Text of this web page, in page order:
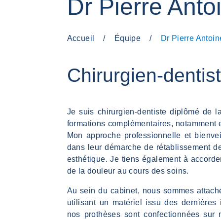
Dr Pierre
Accueil / Équipe / Dr Pierre
Chirurgien-
Je suis chirurgien-dentiste diplômé de
formations complémentaires,
Mon approche professionnelle et
dans leur démarche de rétablissement
esthétique. Je tiens également à
de la douleur au cours des soins.
Au sein du cabinet, nous sommes
utilisant un matériel issu des dernières
nos prothèses sont confectionnées